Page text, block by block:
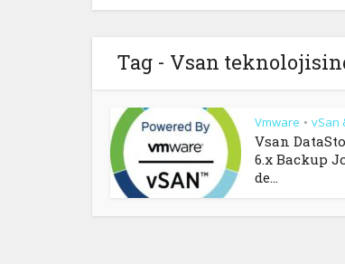
Tag - Vsan
Vmware • vSan
Vsan
6.x Backup
de...